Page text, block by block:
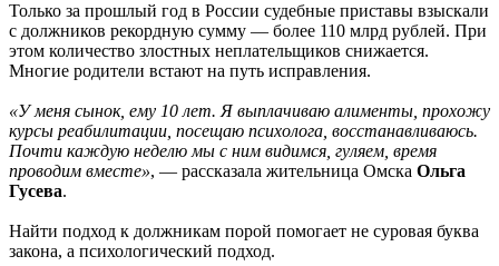
Только за прошлый год в России судебные приставы взыскали
с должников рекордную сумму — более 110 млрд рублей. При
этом количество злостных неплательщиков снижается.
Многие родители встают на путь исправления.
«У меня сынок, ему 10 лет. Я выплачиваю алименты, прохожу
курсы реабилитации, посещаю психолога, восстанавливаюсь.
Почти каждую неделю мы с ним видимся, гуляем, время
проводим вместе», — рассказала жительница Омска Ольга
Гусева.
Найти подход к должникам порой помогает не суровая буква
закона, а психологический подход.